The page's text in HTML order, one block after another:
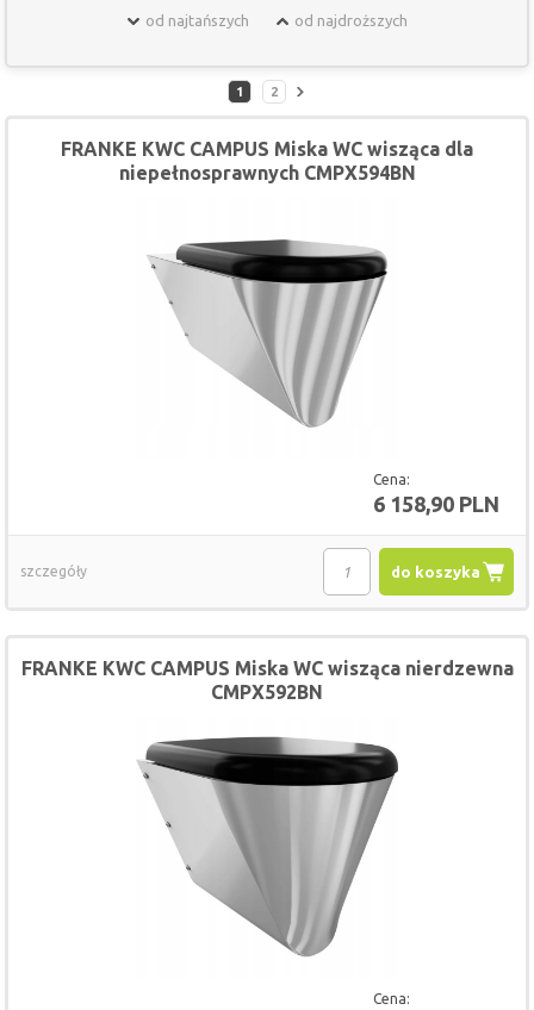
od najtańszych
od najdroższych
1 2
Cena:
6 158,90 PLN
FRANKE KWC CAMPUS Miska WC wisząca dla
niepełnosprawnych CMPX594BN
do koszyka
szczegóły
Cena:
FRANKE KWC CAMPUS Miska WC wisząca nierdzewna
CMPX592BN